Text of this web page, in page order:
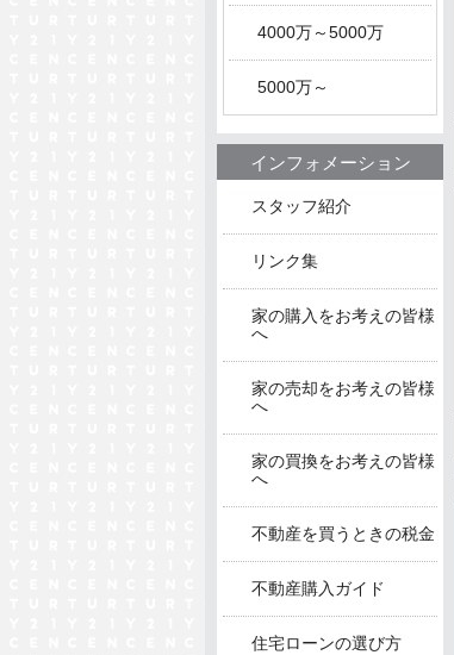
4000万～5000万
5000万～
インフォメーション
スタッフ紹介
リンク集
家の購入をお考えの皆様
へ
家の売却をお考えの皆様
へ
家の買換をお考えの皆様
へ
不動産を買うときの税金
不動産購入ガイド
住宅ローンの選び方